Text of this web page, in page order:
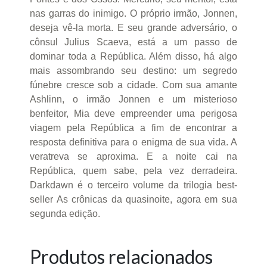
nas garras do inimigo. O próprio irmão, Jonnen,
deseja vê-la morta. E seu grande adversário, o
cônsul Julius Scaeva, está a um passo de
dominar toda a República. Além disso, há algo
mais assombrando seu destino: um segredo
fúnebre cresce sob a cidade. Com sua amante
Ashlinn, o irmão Jonnen e um misterioso
benfeitor, Mia deve empreender uma perigosa
viagem pela República a fim de encontrar a
resposta definitiva para o enigma de sua vida. A
veratreva se aproxima. E a noite cai na
República, quem sabe, pela vez derradeira.
Darkdawn é o terceiro volume da trilogia best-
seller As crônicas da quasinoite, agora em sua
segunda edição.
Produtos relacionados